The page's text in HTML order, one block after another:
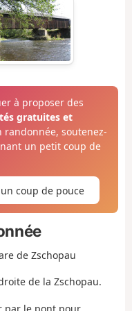
à proposer des
gratuites et
soutenez-
un petit coup de
coup de pouce
de Zschopau
de la Zschopau.